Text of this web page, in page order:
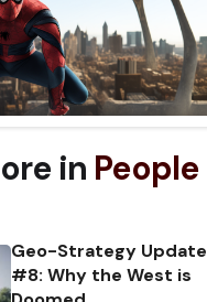
in People
Geo-Strategy Update
#8: Why the West is